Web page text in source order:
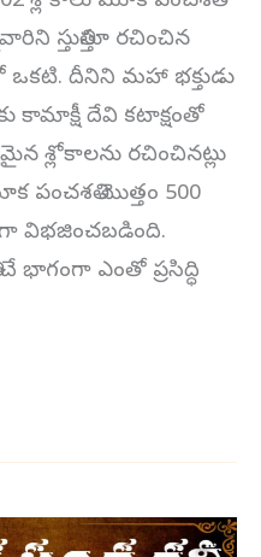
స్తుతిస్తూ రచించిన
దీనిని మహా భక్తుడు
కామాక్షీ దేవి కటాక్షంతో
శ్లోకాలను రచించినట్లు
పంచశతి మొత్తం 500
విభజించబడింది.
భాగంగా ఎంతో ప్రసిద్ధి